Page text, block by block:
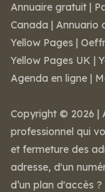
Annuaire gratuit |
Canada | Annuario
Yellow Pages |
Yellow Pages UK |
Agenda en ligne |
Copyright © 2026 |
professionnel qui
et fermeture des
adresse, d'un
d’un plan d'accès